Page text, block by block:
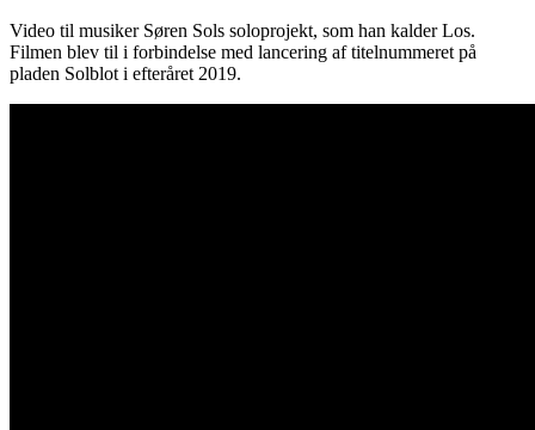
Video til musiker Søren Sols soloprojekt, som han kalder Los.
Filmen blev til i forbindelse med lancering af titelnummeret på
pladen Solblot i efteråret 2019.